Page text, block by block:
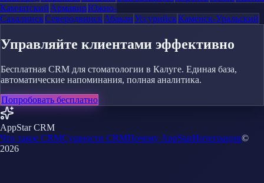
Камчатский АрмавирЮжно-
СахалинскСеверодвинскАбаканУссурийскКаменск-Уральский
Управляйте клиентами эффективно
Бесплатная CRM для стоматологии в Калуге. Единая база,
автоматические напоминания, полная аналитика.
Попробовать бесплатно
AppStar CRM
Что такое CRMСущности CRMПочему AppStarИнтеграции©
2026